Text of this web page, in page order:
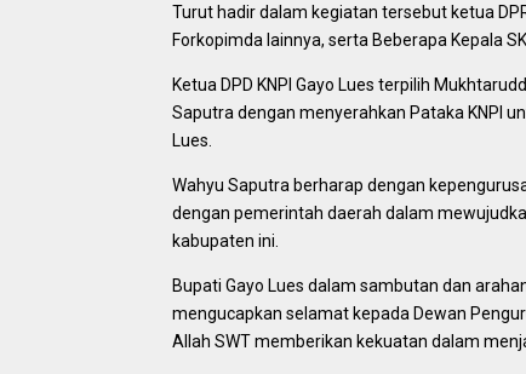
Turut hadir dalam kegiatan tersebut ketua
Forkopimda lainnya, serta Beberapa Kepala
Ketua DPD KNPI Gayo Lues terpilih
Saputra dengan menyerahkan Pataka KNPI
Lues.
Wahyu Saputra berharap dengan
dengan pemerintah daerah dalam
kabupaten ini.
Bupati Gayo Lues dalam sambutan dan
mengucapkan selamat kepada Dewan
Allah SWT memberikan kekuatan dalam